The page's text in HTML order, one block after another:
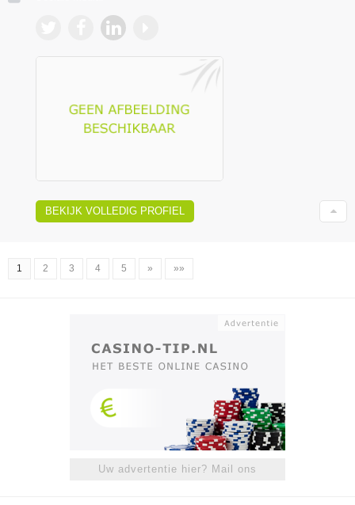
BEKIJK VOLLEDIG PROFIEL
1 2 3 4 5 » »»
Uw advertentie hier? Mail ons